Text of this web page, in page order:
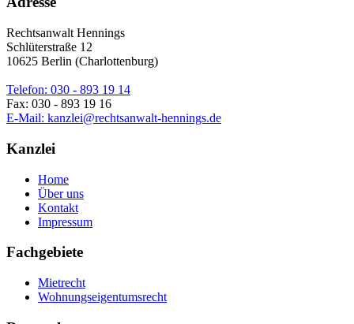
Rechtsanwalt Hennings
Schlüterstraße 12
10625 Berlin (Charlottenburg)
Telefon: 030 - 893 19 14
Fax: 030 - 893 19 16
E-Mail: kanzlei@rechtsanwalt-hennings.de
Kanzlei
Home
Über uns
Kontakt
Impressum
Fachgebiete
Mietrecht
Wohnungseigentumsrecht